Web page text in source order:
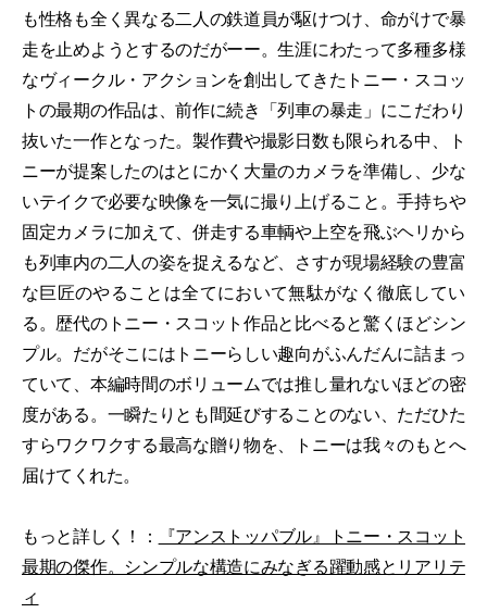
も性格も全く異なる二人の鉄道員が駆けつけ、命がけで暴
走を止めようとするのだがーー。生涯にわたって多種多様
なヴィークル・アクションを創出してきたトニー・スコッ
トの最期の作品は、前作に続き「列車の暴走」にこだわり
抜いた一作となった。製作費や撮影日数も限られる中、ト
ニーが提案したのはとにかく大量のカメラを準備し、少な
いテイクで必要な映像を一気に撮り上げること。手持ちや
固定カメラに加えて、併走する車輌や上空を飛ぶヘリから
も列車内の二人の姿を捉えるなど、さすが現場経験の豊富
な巨匠のやることは全てにおいて無駄がなく徹底してい
る。歴代のトニー・スコット作品と比べると驚くほどシン
プル。だがそこにはトニーらしい趣向がふんだんに詰まっ
ていて、本編時間のボリュームでは推し量れないほどの密
度がある。一瞬たりとも間延びすることのない、ただひた
すらワクワクする最高な贈り物を、トニーは我々のもとへ
届けてくれた。
もっと詳しく！：
『アンストッパブル』トニー・スコット
最期の傑作。シンプルな構造にみなぎる躍動感とリアリテ
ィ